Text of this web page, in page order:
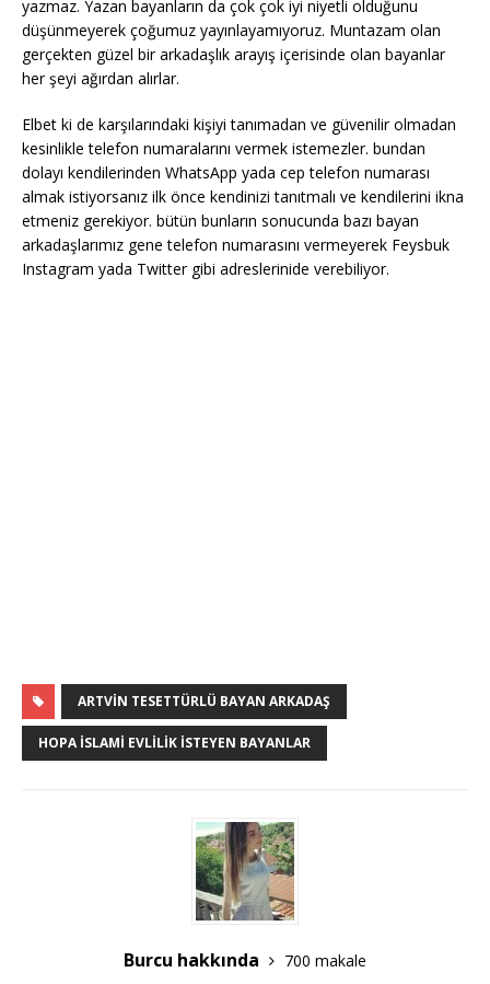
yazmaz. Yazan bayanların da çok çok iyi niyetli olduğunu
düşünmeyerek çoğumuz yayınlayamıyoruz. Muntazam olan
gerçekten güzel bir arkadaşlık arayış içerisinde olan bayanlar
her şeyi ağırdan alırlar.
Elbet ki de karşılarındaki kişiyi tanımadan ve güvenilir olmadan
kesinlikle telefon numaralarını vermek istemezler. bundan
dolayı kendilerinden WhatsApp yada cep telefon numarası
almak istiyorsanız ilk önce kendinizi tanıtmalı ve kendilerini ikna
etmeniz gerekiyor. bütün bunların sonucunda bazı bayan
arkadaşlarımız gene telefon numarasını vermeyerek Feysbuk
Instagram yada Twitter gibi adreslerinide verebiliyor.
ARTVIN TESETTÜRLÜ BAYAN ARKADAŞ
HOPA ISLAMI EVLILIK ISTEYEN BAYANLAR
Burcu hakkında
700 makale